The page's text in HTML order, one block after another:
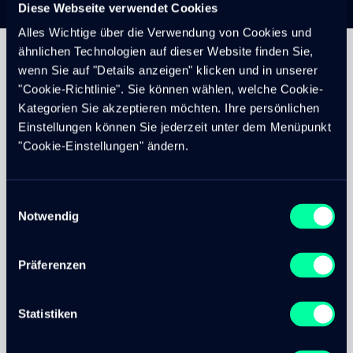
Diese Webseite verwendet Cookies
Alles Wichtige über die Verwendung von Cookies und
ähnlichen Technologien auf dieser Website finden Sie,
wenn Sie auf "Details anzeigen" klicken und in unserer
"Cookie-Richtlinie". Sie können wählen, welche Cookie-
Kategorien Sie akzeptieren möchten. Ihre persönlichen
Einstellungen können Sie jederzeit unter dem Menüpunkt
"Cookie-Einstellungen" ändern.
Notwendig
Präferenzen
Statistiken
Projektbeschrieb
Die Sammelstiftung Symova ist eine unabhängige
Gegründet aus Betrieben des öffentlichen Verkehrs und
der Tourismusbranche, steht die Symova Sammelstiftung
heute allen in der Schweiz ansässigen Unternehmungen
nachhaltige Finanzierung der beruflichen Vorsorge ein.
Symova hat den Wunsch geäussert eine komplette